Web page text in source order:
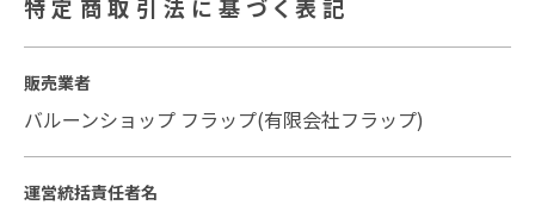
特定商取引法に基づく表記
販売業者
バルーンショップ フラップ(有限会社フラップ)
運営統括責任者名